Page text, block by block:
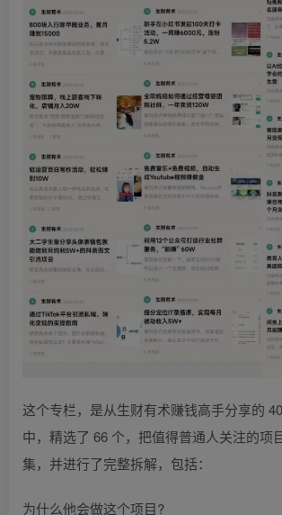
这个专栏，是从生财有术赚钱高手分享的
中，精选了 66 个，把值得普通人关注的项
集，并进行了完整拆解，包括：
为什么他会做这个项目?